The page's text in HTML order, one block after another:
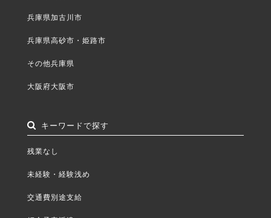
兵庫県加古川市
兵庫県高砂市・姫路市
その他兵庫県
大阪府大阪市
キーワードで探す
残業なし
未経験・経験浅め
交通費別途支給